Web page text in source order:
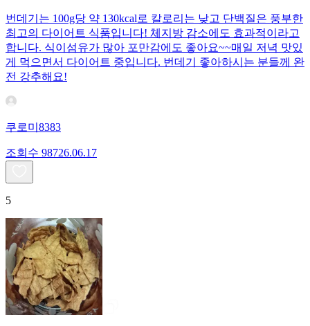
번데기는 100g당 약 130kcal로 칼로리는 낮고 단백질은 풍부한
최고의 다이어트 식품입니다! 체지방 감소에도 효과적이라고
합니다. 식이섬유가 많아 포만감에도 좋아요~~매일 저녁 맛있
게 먹으면서 다이어트 중입니다. 번데기 좋아하시는 분들께 완
전 강추해요!
쿠로미8383
조회수 98726.06.17
5